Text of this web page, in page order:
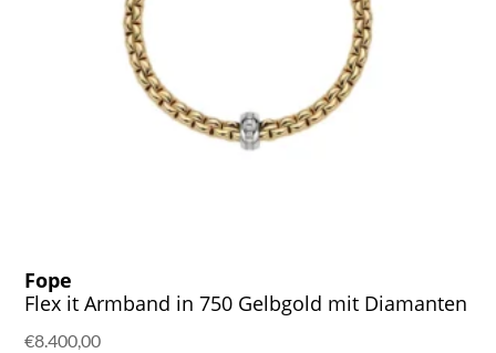
Fope
Flex it Armband in 750 Gelbgold mit Diamanten
€8.400,00